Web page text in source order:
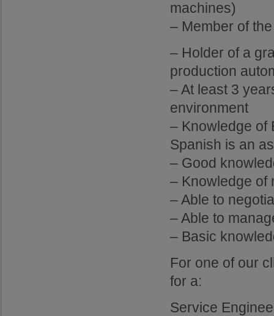
machines)
– Member of
– Holder of a
production
– At least 3
environment
– Knowledge of
Spanish is an
– Good
– Knowledge of
– Able to
– Able to
– Basic
For one of our
for a:
Service